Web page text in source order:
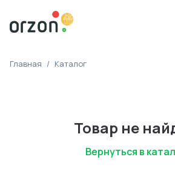
Главная / Каталог
Товар не
Вернуться в